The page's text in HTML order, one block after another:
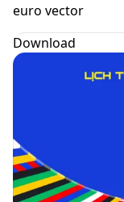
skin
euro vector
Download